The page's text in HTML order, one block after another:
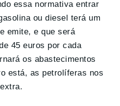
essa normativa entrar
ou diesel terá um
emite, e que será
45 euros por cada
os abastecimentos
está, as petrolíferas nos